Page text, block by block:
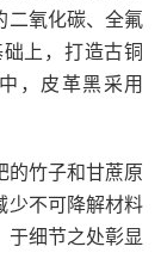
二氧化碳、全氟
上，打造古铜
，皮革黑采用
的竹子和甘蔗原
少不可降解材料
于细节之处彰显